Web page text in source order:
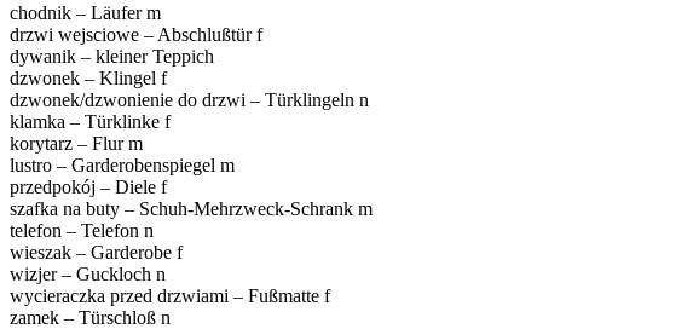
chodnik – Läufer m
drzwi wejsciowe – Abschlußtür f
dywanik – kleiner Teppich
dzwonek – Klingel f
dzwonek/dzwonienie do drzwi – Türklingeln n
klamka – Türklinke f
korytarz – Flur m
lustro – Garderobenspiegel m
przedpokój – Diele f
szafka na buty – Schuh-Mehrzweck-Schrank m
telefon – Telefon n
wieszak – Garderobe f
wizjer – Guckloch n
wycieraczka przed drzwiami – Fußmatte f
zamek – Türschloß n